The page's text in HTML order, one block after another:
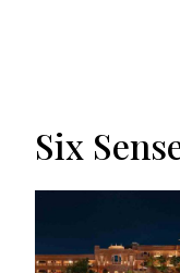
Six